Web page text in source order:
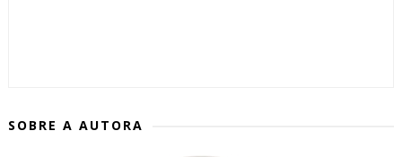
SOBRE A AUTORA